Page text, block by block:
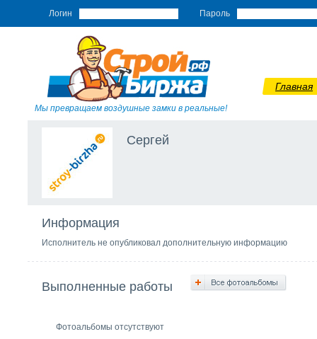
Логин Пароль
Мы превращаем воздушные замки в реальные!
Главная
Сергей
Информация
Исполнитель не опубликовал дополнительную информацию
Выполненные работы
Фотоальбомы отсутствуют